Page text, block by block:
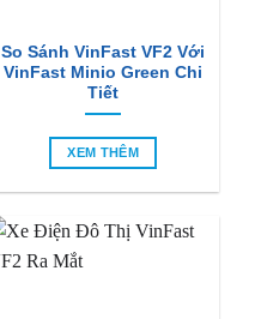
So Sánh VinFast VF2 Với
VinFast Minio Green Chi
Tiết
XEM THÊM